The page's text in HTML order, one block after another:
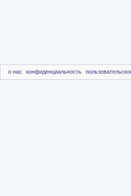
о нас конфиденциальность